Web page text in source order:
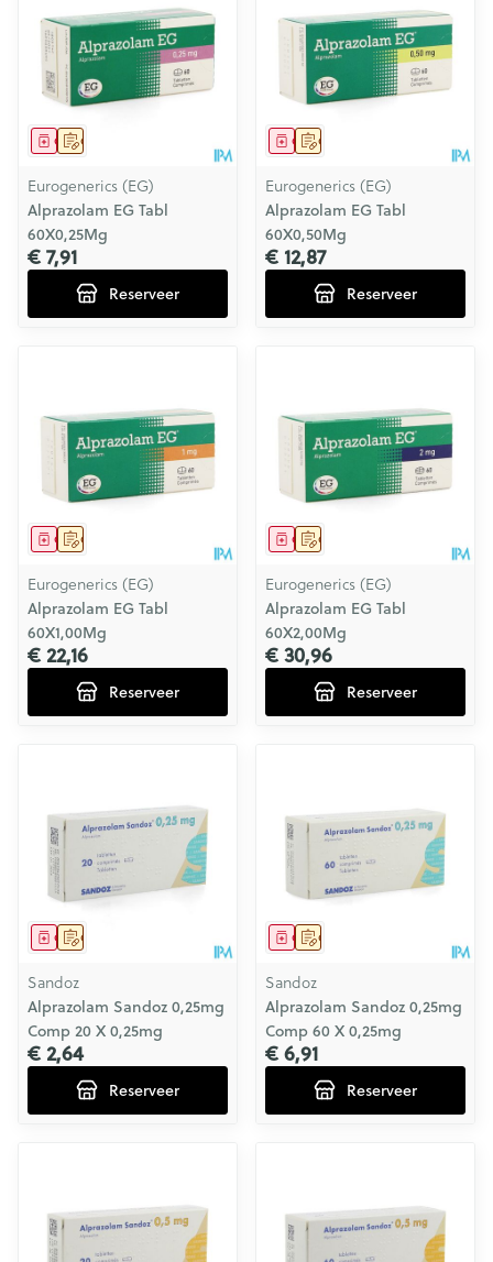
Op voorschrift
Geneesmiddel
Eurogenerics (EG)
Alprazolam EG Tabl
60X0,25Mg
€ 7,91
Reserveer
Op voorschrift
Geneesmiddel
Eurogenerics (EG)
Alprazolam EG Tabl
60X0,50Mg
€ 12,87
Reserveer
Op voorschrift
Geneesmiddel
Eurogenerics (EG)
Alprazolam EG Tabl
60X1,00Mg
€ 22,16
Reserveer
Op voorschrift
Geneesmiddel
Eurogenerics (EG)
Alprazolam EG Tabl
60X2,00Mg
€ 30,96
Reserveer
Op voorschrift
Geneesmiddel
Sandoz
Alprazolam Sandoz 0,25mg
Comp 20 X 0,25mg
€ 2,64
Reserveer
Op voorschrift
Geneesmiddel
Sandoz
Alprazolam Sandoz 0,25mg
Comp 60 X 0,25mg
€ 6,91
Reserveer